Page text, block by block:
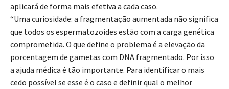
aplicará de forma mais efetiva a cada caso.
“Uma curiosidade: a fragmentação aumentada não significa
que todos os espermatozoides estão com a carga genética
comprometida. O que define o problema é a elevação da
porcentagem de gametas com DNA fragmentado. Por isso
a ajuda médica é tão importante. Para identificar o mais
cedo possível se esse é o caso e definir qual o melhor